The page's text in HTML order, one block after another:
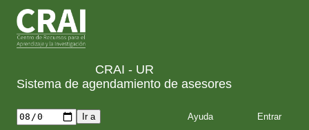
CRAI - UR
Sistema de agendamiento de asesores
Ayuda